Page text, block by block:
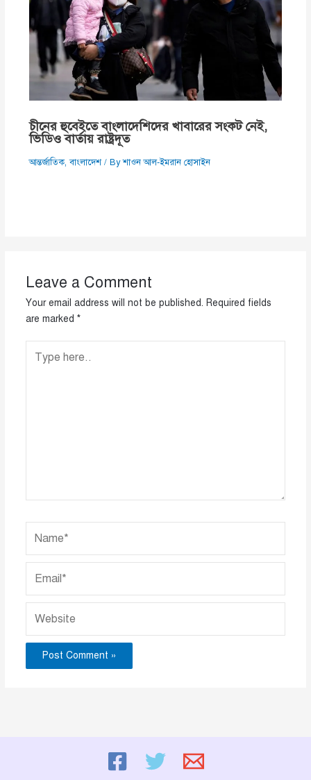
চীনের হুবেইতে বাংলাদেশিদের খাবারের সংকট নেই,
ভিডিও বার্তায় রাষ্ট্রদূত
আন্তর্জাতিক,বাংলাদেশ/ Byশাওন আল-ইমরান হোসাইন
Leave a Comment
Your email address will not be published. Required fields
are marked *
here..